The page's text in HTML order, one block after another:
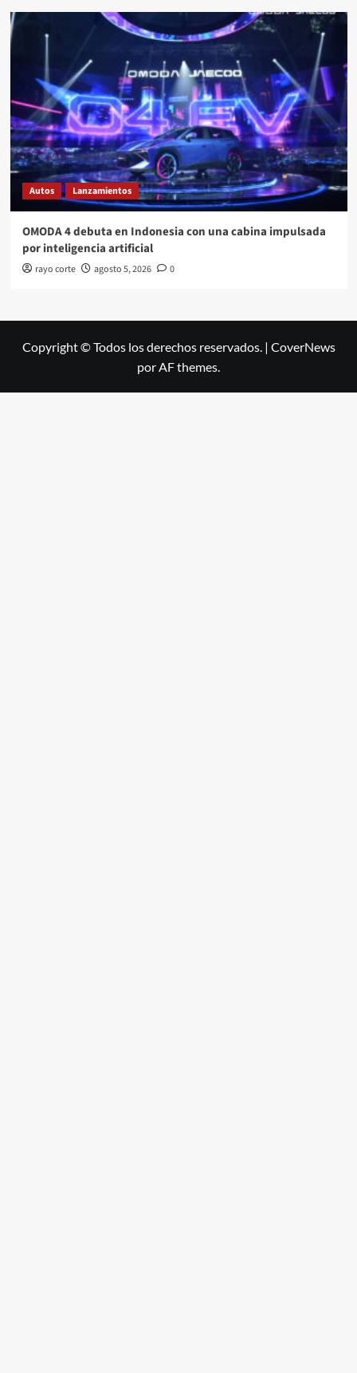
Autos Lanzamientos
OMODA 4 debuta en Indonesia con una cabina impulsada
por inteligencia artificial
rayo corte agosto 5, 2026 0
Copyright © Todos los derechos reservados. | CoverNews
por AF themes.